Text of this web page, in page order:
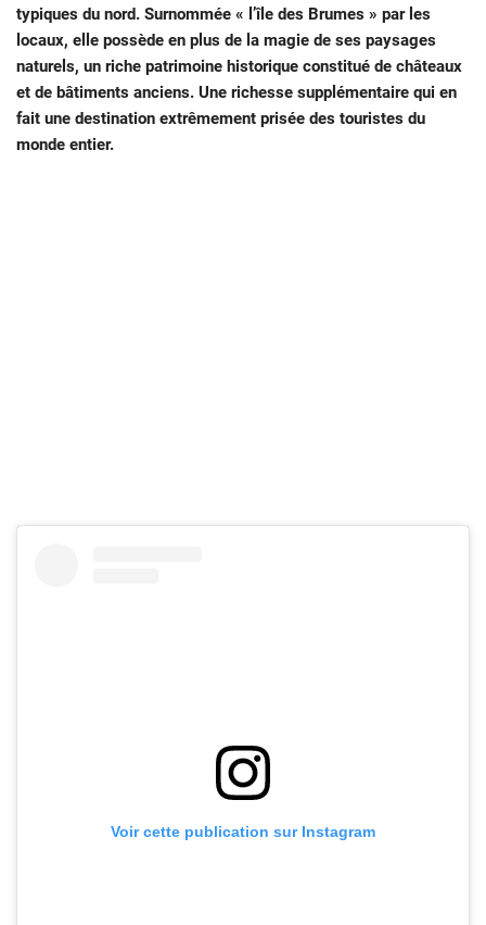
typiques du nord. Surnommée « l’île des Brumes » par les
locaux, elle possède en plus de la magie de ses paysages
naturels, un riche patrimoine historique constitué de châteaux
et de bâtiments anciens. Une richesse supplémentaire qui en
fait une destination extrêmement prisée des touristes du
monde entier.
Voir cette publication sur Instagram